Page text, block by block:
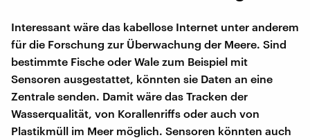
Interessant wäre das kabellose Internet unter anderem
für die Forschung zur Überwachung der Meere. Sind
bestimmte Fische oder Wale zum Beispiel mit
Sensoren ausgestattet, könnten sie Daten an eine
Zentrale senden. Damit wäre das Tracken der
Wasserqualität, von Korallenriffs oder auch von
Plastikmüll im Meer möglich. Sensoren könnten auch